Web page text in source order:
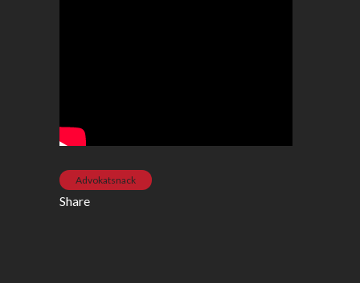
Advokatsnack
Share